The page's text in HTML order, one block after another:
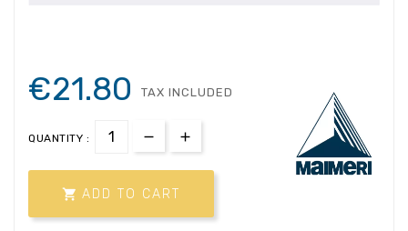
€21.80 TAX INCLUDED
QUANTITY :
 ADD TO CART